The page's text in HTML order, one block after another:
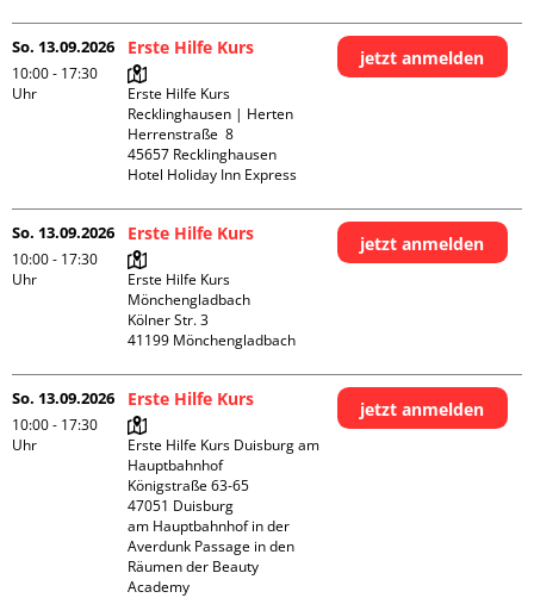
So. 13.09.2026
10:00 - 17:30
Uhr
Erste Hilfe Kurs
Erste Hilfe Kurs
Recklinghausen | Herten
Herrenstraße  8
45657 Recklinghausen
Hotel Holiday Inn Express
jetzt anmelden
So. 13.09.2026
10:00 - 17:30
Uhr
Erste Hilfe Kurs
Erste Hilfe Kurs
Mönchengladbach
Kölner Str. 3
jetzt anmelden
So. 13.09.2026
10:00 - 17:30
Uhr
Erste Hilfe Kurs
Erste Hilfe Kurs Duisburg am
Hauptbahnhof
Königstraße 63-65
47051 Duisburg
am Hauptbahnhof in der
Averdunk Passage in den
Räumen der Beauty
Academy
jetzt anmelden